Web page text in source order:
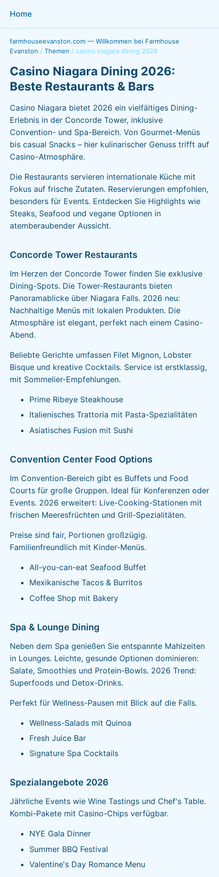
Home
farmhouseevanston.com — Willkommen bei Farmhouse
Evanston / Themen / casino niagara dining 2026
Casino Niagara Dining 2026:
Beste Restaurants & Bars
Casino Niagara bietet 2026 ein vielfältiges Dining-
Erlebnis in der Concorde Tower, inklusive
Convention- und Spa-Bereich. Von Gourmet-Menüs
bis casual Snacks – hier kulinarischer Genuss trifft auf
Casino-Atmosphäre.
Die Restaurants servieren internationale Küche mit
Fokus auf frische Zutaten. Reservierungen empfohlen,
besonders für Events. Entdecken Sie Highlights wie
Steaks, Seafood und vegane Optionen in
atemberaubender Aussicht.
Concorde Tower Restaurants
Im Herzen der Concorde Tower finden Sie exklusive
Dining-Spots. Die Tower-Restaurants bieten
Panoramablicke über Niagara Falls. 2026 neu:
Nachhaltige Menüs mit lokalen Produkten. Die
Atmosphäre ist elegant, perfekt nach einem Casino-
Abend.
Beliebte Gerichte umfassen Filet Mignon, Lobster
Bisque und kreative Cocktails. Service ist erstklassig,
mit Sommelier-Empfehlungen.
Prime Ribeye Steakhouse
Italienisches Trattoria mit Pasta-Spezialitäten
Asiatisches Fusion mit Sushi
Convention Center Food Options
Im Convention-Bereich gibt es Buffets und Food
Courts für große Gruppen. Ideal für Konferenzen oder
Events. 2026 erweitert: Live-Cooking-Stationen mit
frischen Meeresfrüchten und Grill-Spezialitäten.
Preise sind fair, Portionen großzügig.
Familienfreundlich mit Kinder-Menüs.
All-you-can-eat Seafood Buffet
Mexikanische Tacos & Burritos
Coffee Shop mit Bakery
Spa & Lounge Dining
Neben dem Spa genießen Sie entspannte Mahlzeiten
in Lounges. Leichte, gesunde Optionen dominieren:
Salate, Smoothies und Protein-Bowls. 2026 Trend:
Superfoods und Detox-Drinks.
Perfekt für Wellness-Pausen mit Blick auf die Falls.
Wellness-Salads mit Quinoa
Fresh Juice Bar
Signature Spa Cocktails
Spezialangebote 2026
Jährliche Events wie Wine Tastings und Chef's Table.
Kombi-Pakete mit Casino-Chips verfügbar.
NYE Gala Dinner
Summer BBQ Festival
Valentine's Day Romance Menu